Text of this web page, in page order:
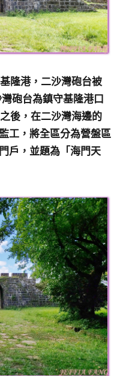
隆港，二沙灣砲台被
砲台為鎮守基隆港口
後，在二沙灣海邊的
工，將全區分為營盤區
戶，並題為「海門天